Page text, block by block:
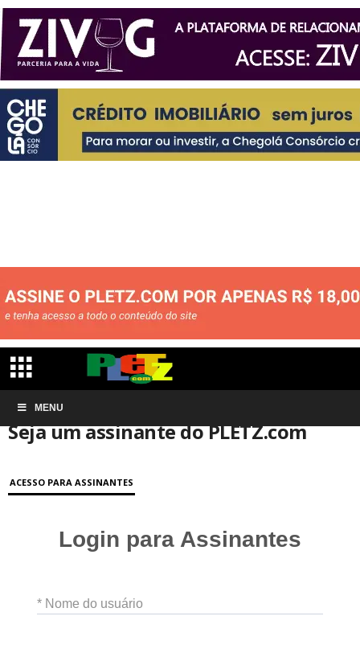
MENU
Início Conta de associação
Seja um assinante do PLETZ.com
ACESSO PARA ASSINANTES
Login para Assinantes
* Nome do usuário